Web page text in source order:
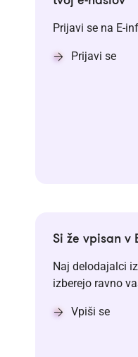
Prijavi se na E-
Prijavi se
Si že vpisan v
Naj delodajalci
izberejo ravno
Vpiši se